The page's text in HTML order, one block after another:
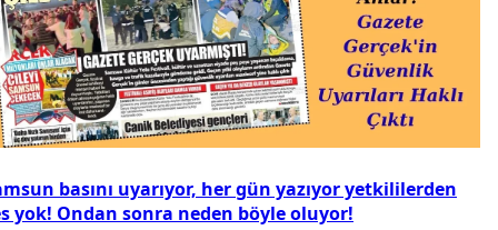
basını uyarıyor, her gün yazıyor yetkililerden
yok! Ondan sonra neden böyle oluyor!